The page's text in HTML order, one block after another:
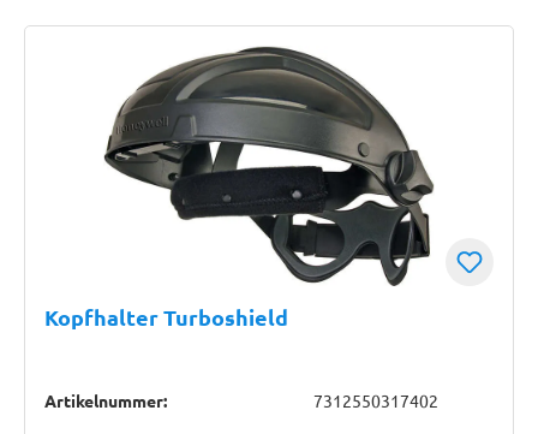
Kopfhalter Turboshield
Artikelnummer: 7312550317402